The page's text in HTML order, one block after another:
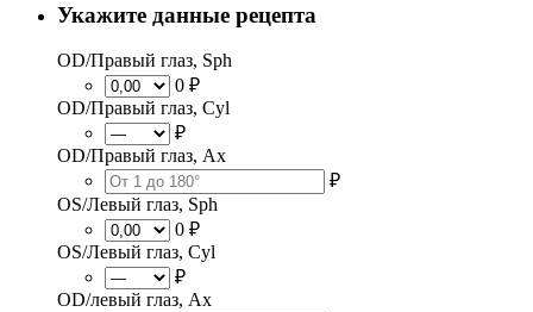
Укажите данные рецепта
OD/Правый глаз, Sph
0 ₽
OD/Правый глаз, Cyl
₽
OD/Правый глаз, Ax
₽
OS/Левый глаз, Sph
0 ₽
OS/Левый глаз, Cyl
₽
OD/левый глаз, Ax